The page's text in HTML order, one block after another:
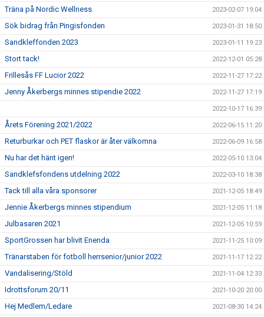
Träna på Nordic Wellness 2023-02-07 19:04
Sök bidrag från Pingisfonden 2023-01-31 18:50
Sandkleffonden 2023 2023-01-11 19:23
Stort tack! 2022-12-01 05:28
Frillesås FF Lucior 2022 2022-11-27 17:22
Jenny Åkerbergs minnes stipendie 2022 2022-11-27 17:19
2022-10-17 16:39
Årets Förening 2021/2022 2022-06-15 11:20
Returburkar och PET flaskor är åter välkomna 2022-06-09 16:58
Nu har det hänt igen! 2022-05-10 13:04
Sandklefsfondens utdelning 2022 2022-03-10 18:38
Tack till alla våra sponsorer 2021-12-05 18:49
Jennie Åkerbergs minnes stipendium 2021-12-05 11:18
Julbasaren 2021 2021-12-05 10:59
SportGrossen har blivit Enenda 2021-11-25 10:09
Tränarstaben för fotboll herrsenior/junior 2022 2021-11-17 12:22
Vandalisering/Stöld 2021-11-04 12:33
Idrottsforum 20/11 2021-10-20 20:00
Hej Medlem/Ledare 2021-08-30 14:24